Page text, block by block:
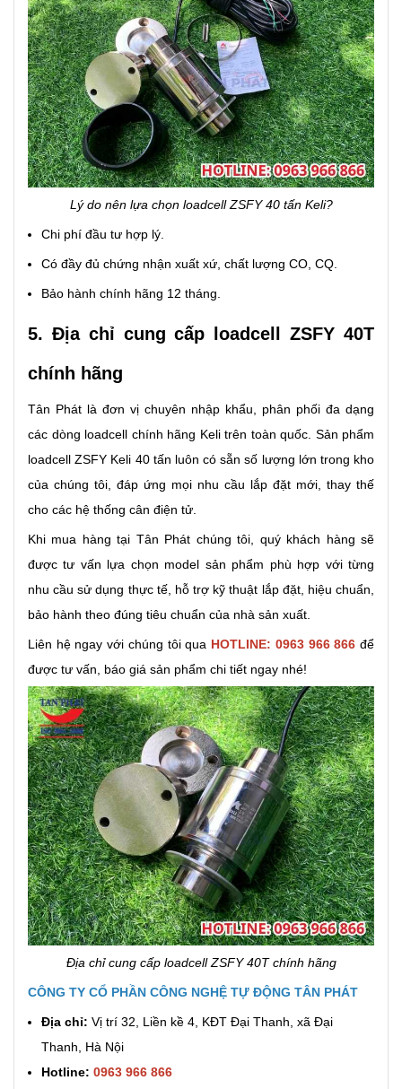
Lý do nên lựa chọn loadcell ZSFY 40 tấn Keli?
Chi phí đầu tư hợp lý.
Có đầy đủ chứng nhận xuất xứ, chất lượng CO, CQ.
Bảo hành chính hãng 12 tháng.
5. Địa chỉ cung cấp loadcell ZSFY 40T
chính hãng
Tân Phát là đơn vị chuyên nhập khẩu, phân phối đa dạng
các dòng loadcell chính hãng Keli trên toàn quốc. Sản phẩm
loadcell ZSFY Keli 40 tấn luôn có sẵn số lượng lớn trong kho
của chúng tôi, đáp ứng mọi nhu cầu lắp đặt mới, thay thế
cho các hệ thống cân điện tử.
Khi mua hàng tại Tân Phát chúng tôi, quý khách hàng sẽ
được tư vấn lựa chọn model sản phẩm phù hợp với từng
nhu cầu sử dụng thực tế, hỗ trợ kỹ thuật lắp đặt, hiệu chuẩn,
bảo hành theo đúng tiêu chuẩn của nhà sản xuất.
Liên hệ ngay với chúng tôi qua HOTLINE: 0963 966 866 để
được tư vấn, báo giá sản phẩm chi tiết ngay nhé!
Địa chỉ cung cấp loadcell ZSFY 40T chính hãng
CÔNG TY CỔ PHẦN CÔNG NGHỆ TỰ ĐỘNG TÂN PHÁT
Địa chỉ: Vị trí 32, Liền kề 4, KĐT Đại Thanh, xã Đại
Thanh, Hà Nội
Hotline: 0963 966 866